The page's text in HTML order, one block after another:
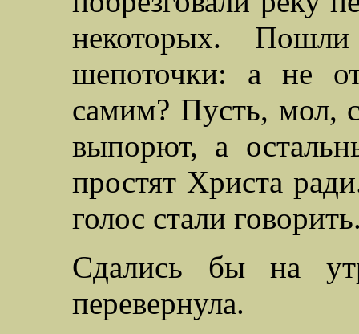
некоторых.
шепоточки: а не
самим? Пусть, мол,
выпорют, а
простят Христа
голос стали
Сдались бы на
перевернула.